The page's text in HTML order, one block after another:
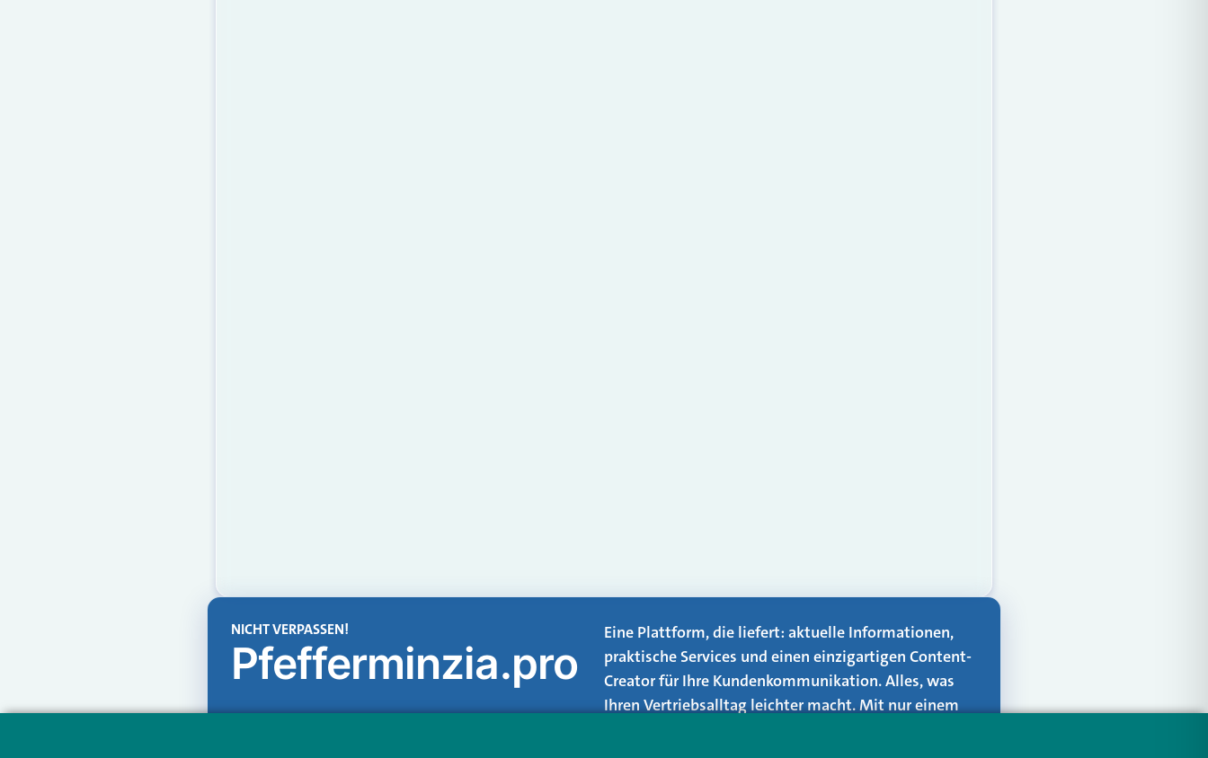
NICHT VERPASSEN!
Pfefferminzia.pro
Eine Plattform, die liefert: aktuelle Informationen,
praktische Services und einen einzigartigen Content-
Creator für Ihre Kundenkommunikation. Alles, was
Ihren Vertriebsalltag leichter macht. Mit nur einem